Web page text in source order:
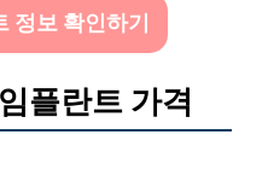
정보 확인하기
플란트 가격